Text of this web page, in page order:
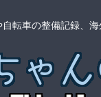
転車の整備記録、海